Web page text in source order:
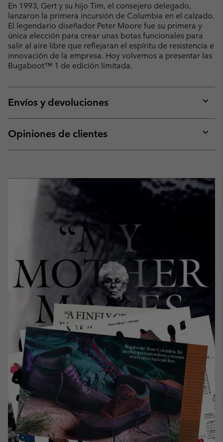
En 1993, Gert y su hijo Tim, el consejero delegado,
lanzaron la primera incursión de Columbia en el calzado.
El legendario diseñador Peter Moore fue su primera y
única elección para crear unas botas funcionales para
salir al aire libre que reflejaran el espíritu de resistencia e
innovación de la empresa. Hoy volvemos a presentar las
Bugaboot™ 1 de edición limitada.
Envíos y devoluciones
or
Opiniones de clientes
or